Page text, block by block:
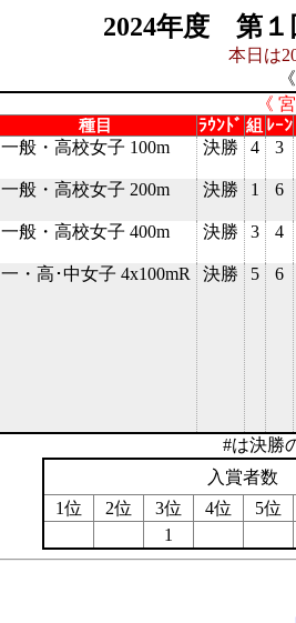
2024年度 第１
本日は
《
種目 ﾗｳﾝﾄﾞ 組 ﾚｰﾝ
一般・高校女子 100m 決勝 4 3
一般・高校女子 200m 決勝 1 6
一般・高校女子 400m 決勝 3 4
一・高･中女子 4x100mR 決勝 5 6
#は決勝
入賞者数
1位
2位 3位 4位
5位
1